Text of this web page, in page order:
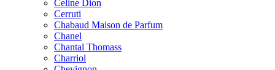
Celine Dion
Cerruti
Chabaud Maison de Parfum
Chanel
Chantal Thomass
Charriol